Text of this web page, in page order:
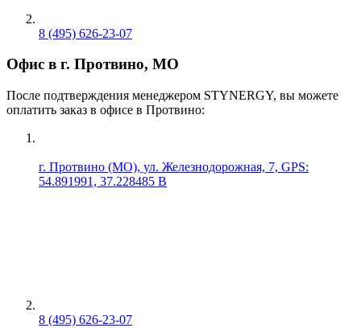
8 (495) 626-23-07
Офис в г. Протвино, МО
После подтверждения менеджером STYNERGY, вы можете
оплатить заказ в офисе в Протвино:
г. Протвино (МО), ул. Железнодорожная, 7, GPS:
54.891991, 37.228485 В
8 (495) 626-23-07